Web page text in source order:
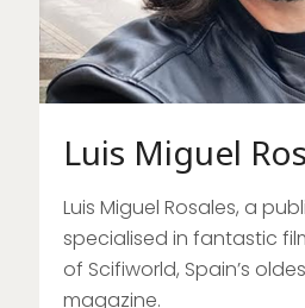
Luis Miguel
Luis Miguel Rosales, a
specialised in fantastic
of Scifiworld, Spain’s
magazine.